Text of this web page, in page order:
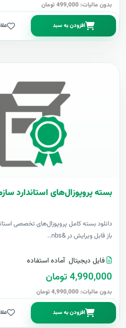
بدون مالیات: 499,000 تومان
افزودن به سبد
بسته پروپوزال‌های استاندارد
دانلود بسته کامل پروپوزال‌های تخصصی
باز قابل ویرایش در &nbs..
فایل دیجیتال آماده استفاده
4,990,000 تومان
بدون مالیات: 4,990,000 تومان
افزودن به سبد